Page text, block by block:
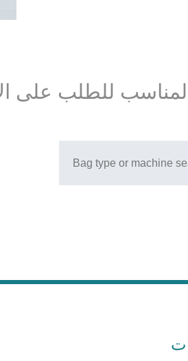
المناسب للطلب على